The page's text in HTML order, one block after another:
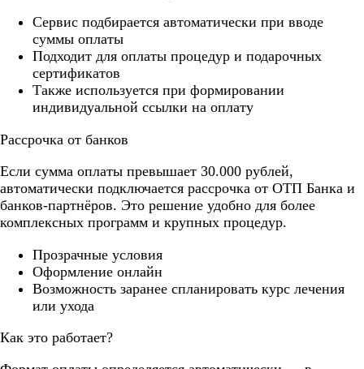
Cервис подбирается автоматически при вводе
суммы оплаты
Подходит для оплаты процедур и подарочных
сертификатов
Также используется при формировании
индивидуальной ссылки на оплату
Рассрочка от банков
Если сумма оплаты превышает 30.000 рублей,
автоматически подключается рассрочка от ОТП Банка и
банков-партнёров. Это решение удобно для более
комплексных программ и крупных процедур.
Прозрачные условия
Оформление онлайн
Возможность заранее спланировать курс лечения
или ухода
Как это работает?